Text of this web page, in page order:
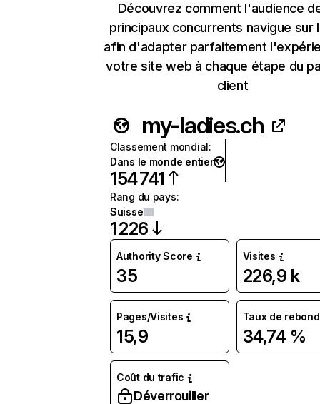
Découvrez comment l'audience
principaux concurrents navigue sur
afin d'adapter parfaitement
votre site web à chaque étape du
client
my-ladies.ch
Classement mondial:
Dans le monde entier
154 741
Rang du pays:
Suisse
1 226
Authority Score
35
Visites
226,9 k
Pages/Visites
15,9
Taux de rebond
34,74 %
Coût du trafic
Déverrouiller